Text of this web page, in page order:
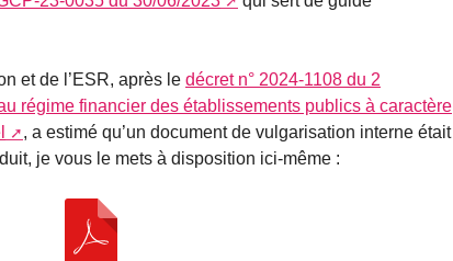
et de l’ESR, après le décret n° 2024-1108 du 2
régime financier des établissements publics à caractère
, a estimé qu’un document de vulgarisation interne était
je vous le mets à disposition ici-même :